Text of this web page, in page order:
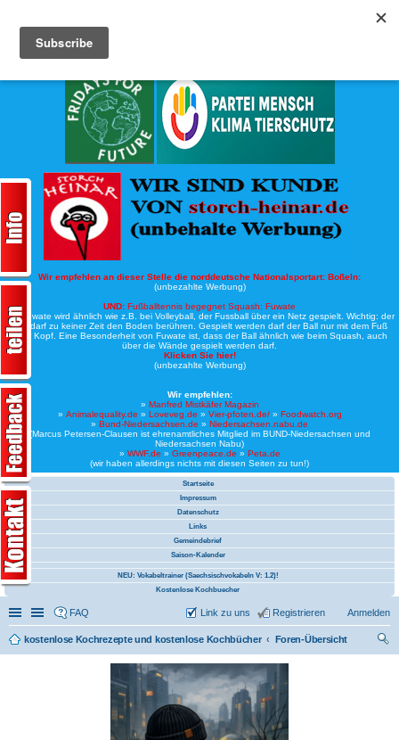
Wir empfehlen an dieser Stelle die norddeutsche Nationalsportart: Boßeln:
(unbezahlte Werbung)
UND: Fußballtennis begegnet Squash: Fuwate
Bei Fuwate wird ähnlich wie z.B. bei Volleyball, der Fussball über ein Netz gespielt. Wichtig: der
Ball darf zu keiner Zeit den Boden berühren. Gespielt werden darf der Ball nur mit dem Fuß
oder Kopf. Eine Besonderheit von Fuwate ist, dass der Ball ähnlich wie beim Squash, auch
über die Wände gespielt werden darf.
Klicken Sie hier!
(unbezahlte Werbung)
Wir empfehlen:
» Manfred Mistkäfer Magazin
» Animalequality.de » Loveveg.de » Vier-pfoten.de/» Foodwatch.org
» Bund-Niedersachsen.de » Niedersachsen.nabu.de
(Marcus Petersen-Clausen ist ehrenamtliches Mitglied im BUND-Niedersachsen und
Niedersachsen Nabu)
» WWF.de » Greenpeace.de » Peta.de
(wir haben allerdings nichts mit diesen Seiten zu tun!)
Startseite
Impressum
Datenschutz
Links
Gemeindebrief
Saison-Kalender
NEU: Vokabeltrainer (Saechsischvokabeln V: 1.2)!
Kostenlose Kochbuecher
Schnellzugriff
Linkliste
FAQ Anmelden
Registrieren
Link zu uns
kostenlose Kochrezepte und kostenlose Kochbücher
Foren-Übersicht